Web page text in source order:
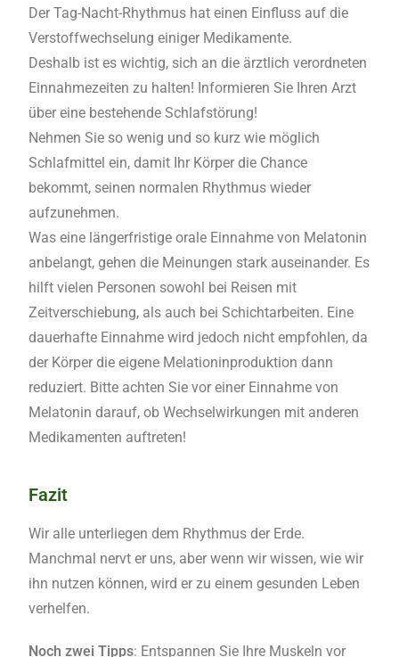
Der Tag-Nacht-Rhythmus hat einen Einfluss auf die
Verstoffwechselung einiger Medikamente.
Deshalb ist es wichtig, sich an die ärztlich verordneten
Einnahmezeiten zu halten! Informieren Sie Ihren Arzt
über eine bestehende Schlafstörung!
Nehmen Sie so wenig und so kurz wie möglich
Schlafmittel ein, damit Ihr Körper die Chance
bekommt, seinen normalen Rhythmus wieder
aufzunehmen.
Was eine längerfristige orale Einnahme von Melatonin
anbelangt, gehen die Meinungen stark auseinander. Es
hilft vielen Personen sowohl bei Reisen mit
Zeitverschiebung, als auch bei Schichtarbeiten. Eine
dauerhafte Einnahme wird jedoch nicht empfohlen, da
der Körper die eigene Melationinproduktion dann
reduziert. Bitte achten Sie vor einer Einnahme von
Melatonin darauf, ob Wechselwirkungen mit anderen
Medikamenten auftreten!
Fazit
Wir alle unterliegen dem Rhythmus der Erde.
Manchmal nervt er uns, aber wenn wir wissen, wie wir
ihn nutzen können, wird er zu einem gesunden Leben
verhelfen.
Noch zwei Tipps: Entspannen Sie Ihre Muskeln vor